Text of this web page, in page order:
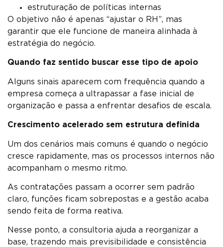
estruturação de políticas internas
O objetivo não é apenas “ajustar o RH”, mas
garantir que ele funcione de maneira alinhada à
estratégia do negócio.
Quando faz sentido buscar esse tipo de apoio
Alguns sinais aparecem com frequência quando a
empresa começa a ultrapassar a fase inicial de
organização e passa a enfrentar desafios de escala.
Crescimento acelerado sem estrutura definida
Um dos cenários mais comuns é quando o negócio
cresce rapidamente, mas os processos internos não
acompanham o mesmo ritmo.
As contratações passam a ocorrer sem padrão
claro, funções ficam sobrepostas e a gestão acaba
sendo feita de forma reativa.
Nesse ponto, a consultoria ajuda a reorganizar a
base, trazendo mais previsibilidade e consistência